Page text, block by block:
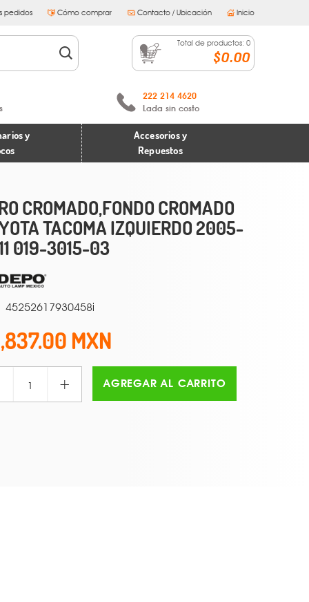
pedidos Cómo comprar Contacto / Ubicación Inicio
Total de productos: 0
$0.00
222 214 4620
Lada sin costo
y
Accesorios y
Repuestos
CROMADO,FONDO CROMADO
TACOMA IZQUIERDO 2005-
019-3015-03
45252617930458i
+ AGREGAR AL CARRITO